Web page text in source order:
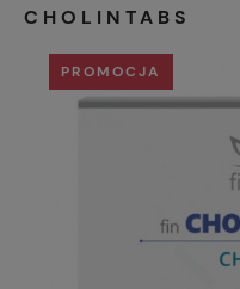
CHOLINTABS
PROMOCJA